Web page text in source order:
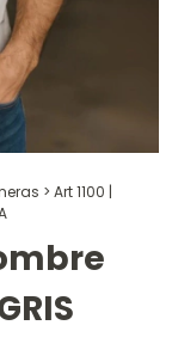
> Art 1100 |